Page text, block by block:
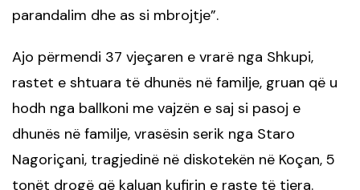
parandalim dhe as si mbrojtje”.
Ajo përmendi 37 vjeçaren e vrarë nga Shkupi,
rastet e shtuara të dhunës në familje, gruan që u
hodh nga ballkoni me vajzën e saj si pasoj e
dhunës në familje, vrasësin serik nga Staro
Nagoriçani, tragjedinë në diskotekën në Koçan, 5
tonët drogë që kaluan kufirin e raste të tjera.